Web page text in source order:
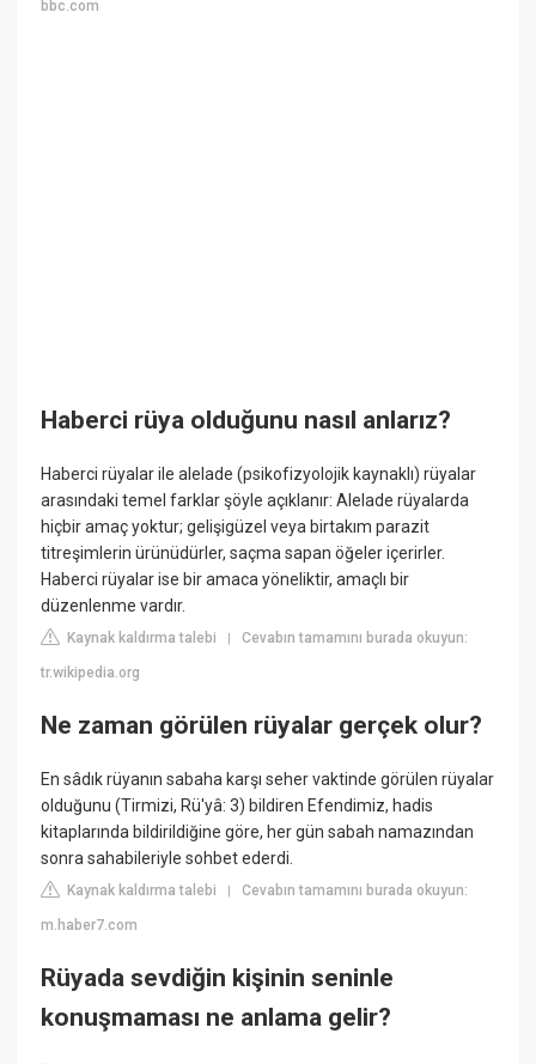
bbc.com
Haberci rüya olduğunu nasıl anlarız?
Haberci rüyalar ile alelade (psikofizyolojik kaynaklı) rüyalar
arasındaki temel farklar şöyle açıklanır: Alelade rüyalarda
hiçbir amaç yoktur; gelişigüzel veya birtakım parazit
titreşimlerin ürünüdürler, saçma sapan öğeler içerirler.
Haberci rüyalar ise bir amaca yöneliktir, amaçlı bir
düzenlenme vardır.
Kaynak kaldırma talebi |Cevabın tamamını burada okuyun:
tr.wikipedia.org
Ne zaman görülen rüyalar gerçek olur?
En sâdık rüyanın sabaha karşı seher vaktinde görülen rüyalar
olduğunu (Tirmizi, Rü'yâ: 3) bildiren Efendimiz, hadis
kitaplarında bildirildiğine göre, her gün sabah namazından
sonra sahabileriyle sohbet ederdi.
Kaynak kaldırma talebi |Cevabın tamamını burada okuyun:
m.haber7.com
Rüyada sevdiğin kişinin seninle
konuşmaması ne anlama gelir?